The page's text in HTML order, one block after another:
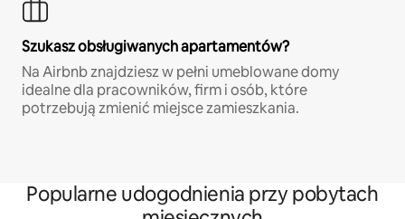
Szukasz obsługiwanych apartamentów?
Na Airbnb znajdziesz w pełni umeblowane domy
idealne dla pracowników, firm i osób, które
potrzebują zmienić miejsce zamieszkania.
Popularne udogodnienia przy pobytach